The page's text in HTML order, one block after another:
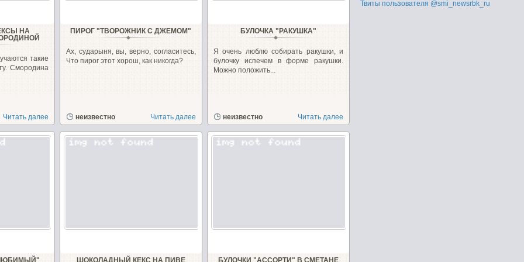
НА
такие
Смородина
Читать далее
ПИРОГ "ТВОРОЖНИК С ДЖЕМОМ"
Ах, сударыня, вы, верно, согласитесь,
Что пирог этот хорош, как никогда?
неизвестно Читать далее
БУЛОЧКА "РАКУШКА"
Я очень люблю собирать ракушки, и
булочку испечем в форме ракушки.
Можно положить...
неизвестно Читать далее
ШОКОЛАДНЫЙ КЕКС НА ПИВЕ БУЛОЧКИ "АССОРТИ" В СМЕТАНЕ
Твиты пользователя @smi_newsrbk_ru